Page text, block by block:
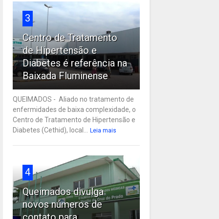
3
Centro de Tratamento
de Hipertensão e
Diabetes é referência na
Baixada Fluminense
QUEIMADOS - Aliado no tratamento de
enfermidades de baixa complexidade, o
Centro de Tratamento de Hipertensão e
Diabetes (Cethid), local...
Leia mais
4
Queimados divulga
novos números de